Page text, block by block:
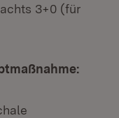
3+0 (für